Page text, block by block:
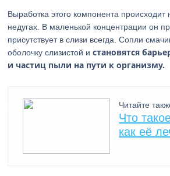
Выработка этого компонента происходит
недугах. В маленькой концентрации он
присутствует в слизи всегда. Сопли
оболочку слизистой истановятся
и частиц пыли на пути к организму.
Читайте
Что
как её